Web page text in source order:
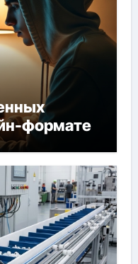
формате